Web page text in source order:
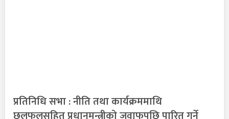
प्रतिनिधि सभा : नीति तथा कार्यक्रममाथि